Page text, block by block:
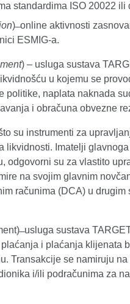
standardima ISO 20022 ili
) ̶ online aktivnosti
ESMIG-a.
) – usluga sustava
u kojemu se
politike, naplata naknada
i obračuna obvezne
su instrumenti za
likvidnosti. Imatelji
odgovorni su za vlastito
na svojim glavnim
računima (DCA) u drugim
usluga sustava
i plaćanja klijenata
Transakcije se namiruju
i/ili podračunima za